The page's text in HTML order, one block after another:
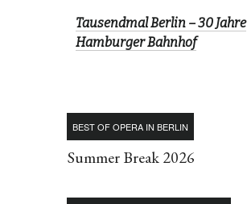
Tausendmal Berlin – 30 Jahre
Hamburger Bahnhof
BEST OF OPERA IN BERLIN
Summer Break 2026